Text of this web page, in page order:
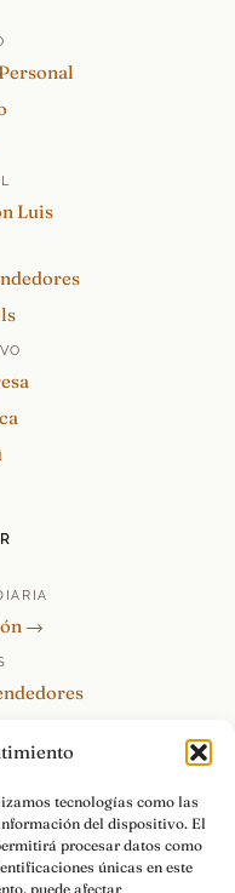
tecnologías como las
del dispositivo. El
procesar datos como
únicas en este
puede afectar
Luis
→
→